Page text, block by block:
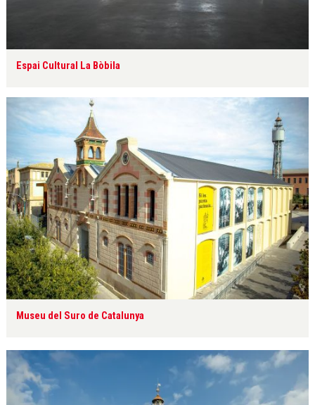
Espai Cultural La Bòbila
Museu del Suro de Catalunya